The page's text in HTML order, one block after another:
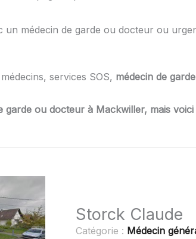
un médecin de garde ou docteur ou
services SOS, médecin de
garde ou docteur à Mackwiller, mais
Storck Claude
Catégorie : Médecin